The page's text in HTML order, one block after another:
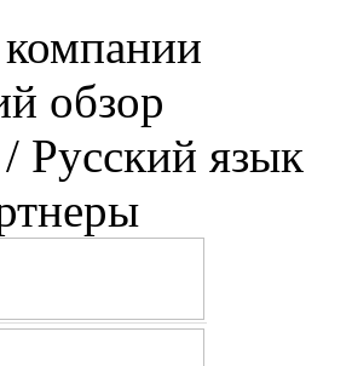
обзор
/ Русский язык